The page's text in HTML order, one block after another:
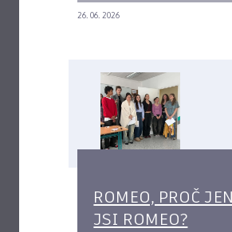
26. 06. 2026
ROMEO, PROČ JEN
JSI ROMEO?